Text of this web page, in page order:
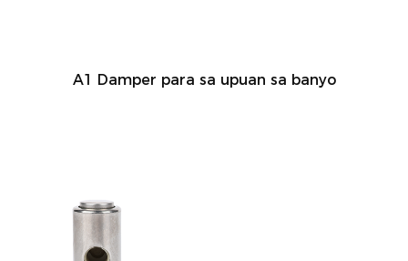
A1 Damper para sa upuan sa banyo